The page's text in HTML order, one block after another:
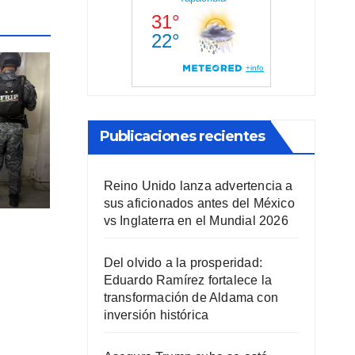
Publicaciones recientes
Reino Unido lanza advertencia a
sus aficionados antes del México
vs Inglaterra en el Mundial 2026
Del olvido a la prosperidad:
Eduardo Ramírez fortalece la
transformación de Aldama con
inversión histórica